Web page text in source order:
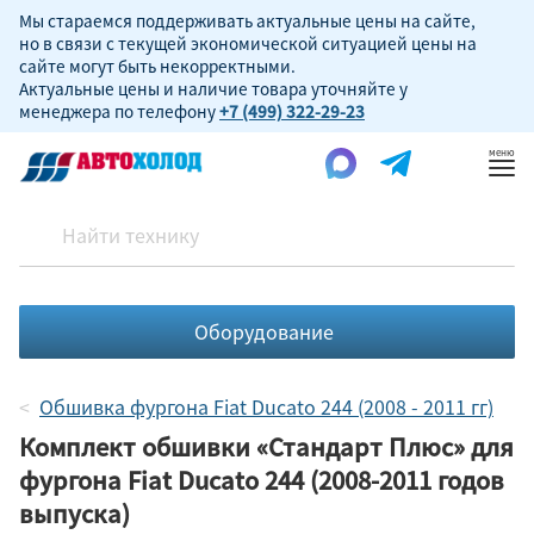
Мы стараемся поддерживать актуальные цены на сайте,
но в связи с текущей экономической ситуацией цены на
сайте могут быть некорректными.
Актуальные цены и наличие товара уточняйте у
менеджера по телефону+7 (499) 322-29-23
Оборудование
Обшивка фургона Fiat Ducato 244 (2008 - 2011 гг)
Комплект обшивки «Стандарт Плюс» для
фургона Fiat Ducato 244 (2008-2011 годов
выпуска)